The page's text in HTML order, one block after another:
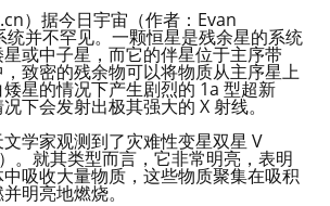
）据今日宇宙（作者：Evan
并不罕见。一颗恒星是残余星的系统
或中子星，而它的伴星位于主序带
致密的残余物可以将物质从主序星上
星的情况下产生剧烈的 1a 型超新
下会发射出极其强大的 X 射线。
学家观测到了灾难性变星双星 V
。就其类型而言，它非常明亮，表明
吸收大量物质，这些物质聚集在吸积
明亮地燃烧。